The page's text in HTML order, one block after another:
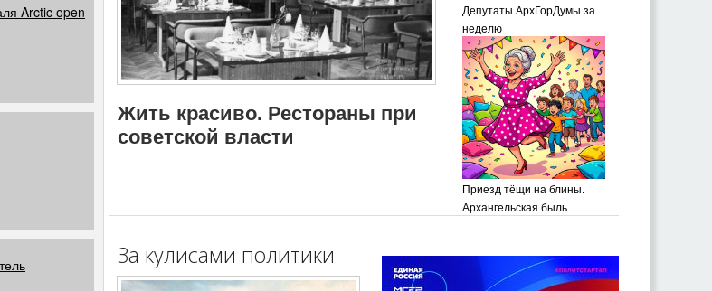
Arctic open
Жить красиво. Рестораны при
советской власти
Депутаты АрхГорДумы за
неделю
Приезд тёщи на блины.
Архангельская быль
За кулисами политики